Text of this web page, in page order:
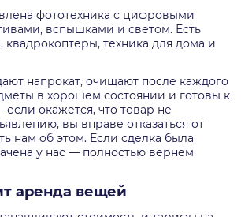
фототехника с цифровыми
вспышками и светом. Есть
квадрокоптеры, техника для дома и
напрокат, очищают после каждого
в хорошем состоянии и готовы к
окажется, что товар не
вы вправе отказаться от
нам об этом. Если сделка была
у нас — полностью вернем
аренда вещей